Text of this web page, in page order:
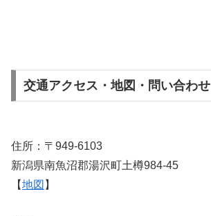
交通アクセス・地図・問い合わせ
住所：〒949-6103
新潟県南魚沼郡湯沢町土樽984-45
【地図 】